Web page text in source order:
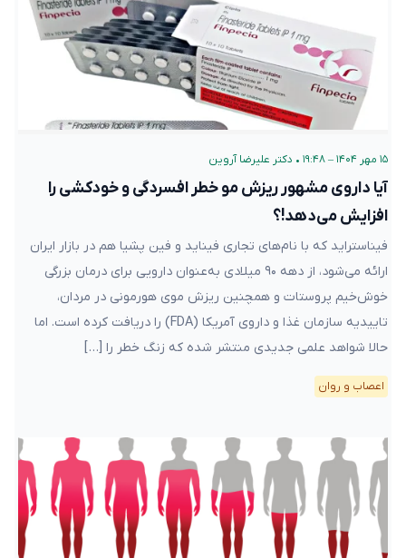
۱۵ مهر ۱۴۰۴ – ۱۹:۴۸ • دکتر علیرضا آروین
آیا داروی مشهور ریزش مو خطر افسردگی و خودکشی را
افزایش می‌دهد!؟
فیناستراید که با نام‌های تجاری فیناید و فین پشیا هم در بازار ایران
ارائه می‌شود، از دهه ۹۰ میلادی به‌عنوان دارویی برای درمان بزرگی
خوش‌خیم پروستات و همچنین ریزش موی هورمونی در مردان،
تاییدیه سازمان غذا و داروی آمریکا (FDA) را دریافت کرده است. اما
حالا شواهد علمی جدیدی منتشر شده که زنگ خطر را […]
اعصاب و روان